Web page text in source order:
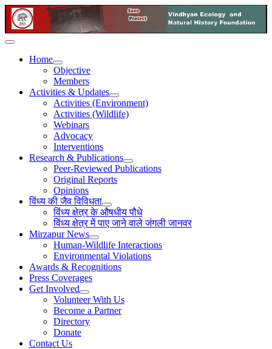
Home
Objective
Members
Activities & Updates
Activities (Environment)
Activities (Wildlife)
Webinars
Advocacy
Interventions
Research & Publications
Peer-Reviewed Publications
Original Reports
Opinions
विंध्य की जैव विविधता
विंध्य क्षेत्र के औषधीय पौधे
विंध्य क्षेत्र में पाए जाने वाले जंगली जानवर
Mirzapur News
Human-Wildlife Interactions
Environmental Violations
Awards & Recognitions
Press Coverages
Get Involved
Volunteer With Us
Become a Partner
Directory
Donate
Contact Us